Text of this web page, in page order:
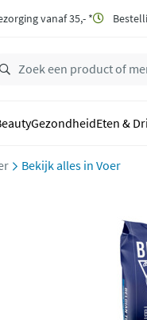
vanaf 35,- *
GezondheidEten &
Voer